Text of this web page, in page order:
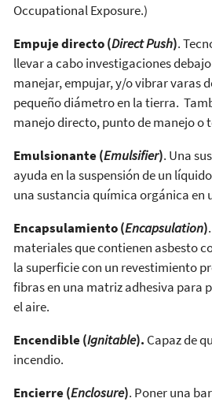
Occupational Exposure.)
Empuje directo (Direct Push).
llevar a cabo investigaciones
manejar, empujar, y/o vibrar varas
pequeño diámetro en la tierra.
manejo directo, punto de manejo o
Emulsionante (Emulsifier). Una
ayuda en la suspensión de un
una sustancia química orgánica en
Encapsulamiento (Encapsulation)
materiales que contienen asbesto
la superficie con un revestimiento
fibras en una matriz adhesiva para
el aire.
Encendible (Ignitable). Capaz de
incendio.
Encierre (Enclosure). Poner una